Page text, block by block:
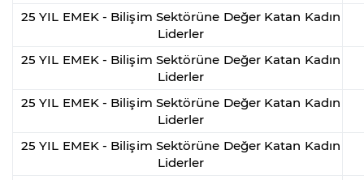
25 YIL EMEK - Bilişim Sektörüne Değer Katan Kadın
Liderler
25 YIL EMEK - Bilişim Sektörüne Değer Katan Kadın
Liderler
25 YIL EMEK - Bilişim Sektörüne Değer Katan Kadın
Liderler
25 YIL EMEK - Bilişim Sektörüne Değer Katan Kadın
Liderler